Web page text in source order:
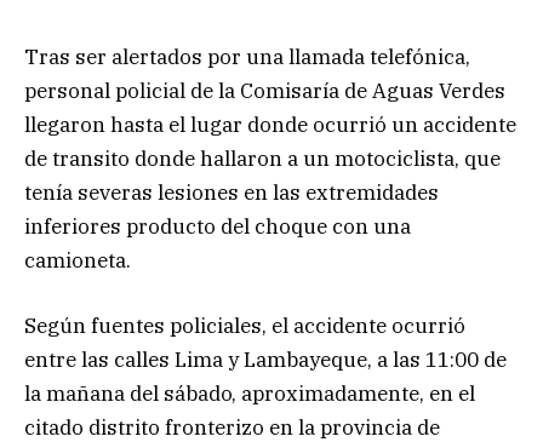
Tras ser alertados por una llamada telefónica,
personal policial de la Comisaría de Aguas Verdes
llegaron hasta el lugar donde ocurrió un accidente
de transito donde hallaron a un motociclista, que
tenía severas lesiones en las extremidades
inferiores producto del choque con una
camioneta.
Según fuentes policiales, el accidente ocurrió
entre las calles Lima y Lambayeque, a las 11:00 de
la mañana del sábado, aproximadamente, en el
citado distrito fronterizo en la provincia de